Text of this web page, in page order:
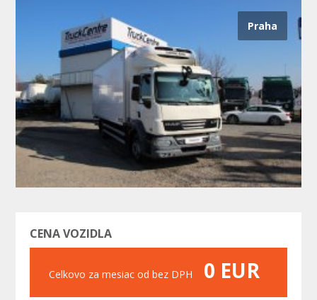
Predchádzajúci
Praha
CENA VOZIDLA
Celkovo za mesiac od bez DPH 0 EUR